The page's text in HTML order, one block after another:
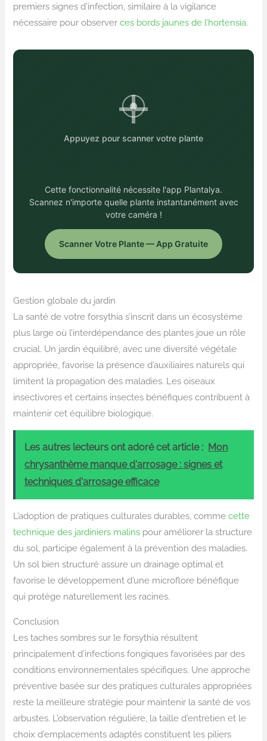
premiers signes d’infection, similaire à la vigilance
nécessaire pour observerces bords jaunes de l’hortensia.
Appuyez pour scanner votre plante
Cette fonctionnalité nécessite l'app Plantalya.
Scannez n'importe quelle plante instantanément avec
votre caméra !
Scanner Votre Plante — App Gratuite
Gestion globale du jardin
La santé de votre forsythia s’inscrit dans un écosystème
plus large où l’interdépendance des plantes joue un rôle
crucial. Un jardin équilibré, avec une diversité végétale
appropriée, favorise la présence d’auxiliaires naturels qui
limitent la propagation des maladies. Les oiseaux
insectivores et certains insectes bénéfiques contribuent à
maintenir cet équilibre biologique.
Les autres lecteurs ont adoré cet article : Mon
chrysanthème manque d'arrosage : signes et
techniques d'arrosage efficace
L’adoption de pratiques culturales durables, commecette
technique des jardiniers malins pour améliorer la structure
du sol, participe également à la prévention des maladies.
Un sol bien structuré assure un drainage optimal et
favorise le développement d’une microflore bénéfique
qui protège naturellement les racines.
Conclusion
Les taches sombres sur le forsythia résultent
principalement d’infections fongiques favorisées par des
conditions environnementales spécifiques. Une approche
préventive basée sur des pratiques culturales appropriées
reste la meilleure stratégie pour maintenir la santé de vos
arbustes. L’observation régulière, la taille d’entretien et le
choix d’emplacements adaptés constituent les piliers